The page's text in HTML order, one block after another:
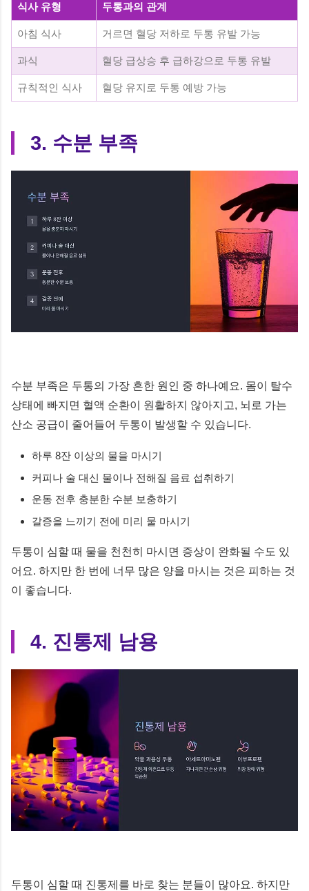
식사 유형 두통과의 관계
아침 식사 거르면 혈당 저하로 두통 유발 가능
과식 혈당 급상승 후 급하강으로 두통 유발
규칙적인 식사 혈당 유지로 두통 예방 가능
3. 수분 부족
수분 부족은 두통의 가장 흔한 원인 중 하나예요. 몸이 탈수
상태에 빠지면 혈액 순환이 원활하지 않아지고, 뇌로 가는
산소 공급이 줄어들어 두통이 발생할 수 있습니다.
하루 8잔 이상의 물을 마시기
커피나 술 대신 물이나 전해질 음료 섭취하기
운동 전후 충분한 수분 보충하기
갈증을 느끼기 전에 미리 물 마시기
두통이 심할 때 물을 천천히 마시면 증상이 완화될 수도 있
어요. 하지만 한 번에 너무 많은 양을 마시는 것은 피하는 것
이 좋습니다.
4. 진통제 남용
두통이 심할 때 진통제를 바로 찾는 분들이 많아요. 하지만